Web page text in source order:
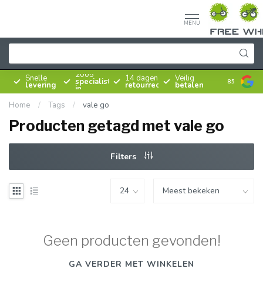
MENU
Snelle
levering
Sinds
2005
specialist
in
rijwielen
14 dagen
retourrecht
Veilig
betalen 8.5
Home / Tags / vale go
Producten getagd met vale go
Filters
Geen producten gevonden!
GA VERDER MET WINKELEN